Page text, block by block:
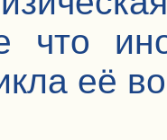
что
её